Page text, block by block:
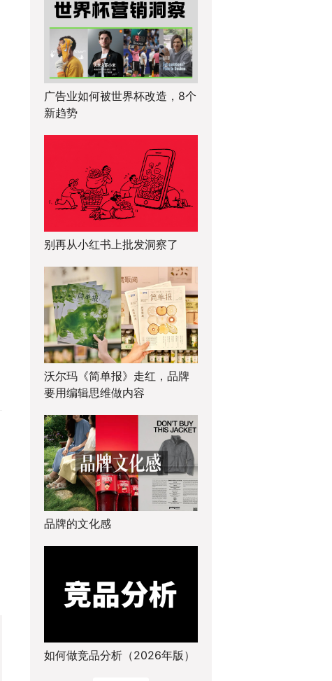
广告业如何被世界杯改造，8个
新趋势
别再从小红书上批发洞察了
沃尔玛《简单报》走红，品牌
要用编辑思维做内容
品牌的文化感
如何做竞品分析（2026年版）